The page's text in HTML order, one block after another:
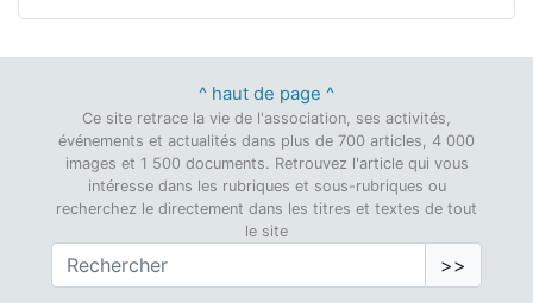
^ haut de page ^
Ce site retrace la vie de l'association, ses activités,
événements et actualités dans plus de 700 articles, 4 000
images et 1 500 documents. Retrouvez l'article qui vous
intéresse dans les rubriques et sous-rubriques ou
recherchez le directement dans les titres et textes de tout
le site
>>